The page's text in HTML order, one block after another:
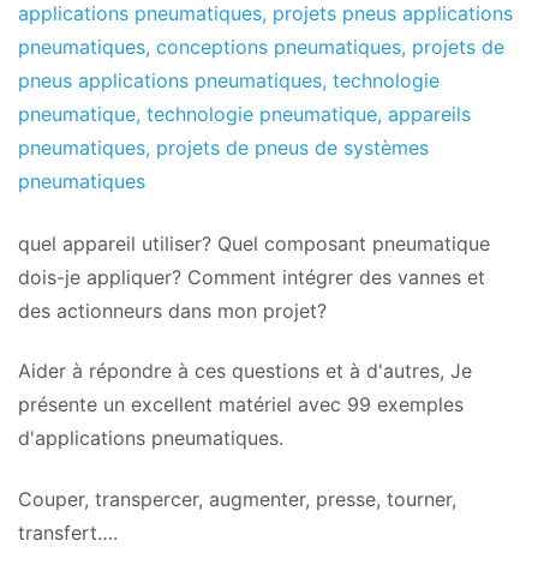
applications pneumatiques, projets pneus applications
pneumatiques, conceptions pneumatiques, projets de
pneus applications pneumatiques, technologie
pneumatique, technologie pneumatique, appareils
pneumatiques, projets de pneus de systèmes
pneumatiques
quel appareil utiliser? Quel composant pneumatique
dois-je appliquer? Comment intégrer des vannes et
des actionneurs dans mon projet?
Aider à répondre à ces questions et à d'autres, Je
présente un excellent matériel avec 99 exemples
d'applications pneumatiques.
Couper, transpercer, augmenter, presse, tourner,
transfert….